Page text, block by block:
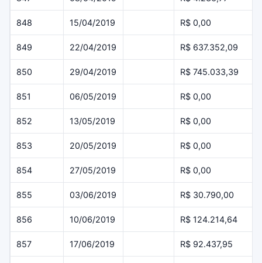
848 15/04/2019 R$ 0,00
849 22/04/2019 R$ 637.352,09
850 29/04/2019 R$ 745.033,39
851 06/05/2019 R$ 0,00
852 13/05/2019 R$ 0,00
853 20/05/2019 R$ 0,00
854 27/05/2019 R$ 0,00
855 03/06/2019 R$ 30.790,00
856 10/06/2019 R$ 124.214,64
857 17/06/2019 R$ 92.437,95